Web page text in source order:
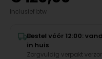
Inclusief btw
Bestel vóór 12:00:
in huis
Zorgvuldig verpakt